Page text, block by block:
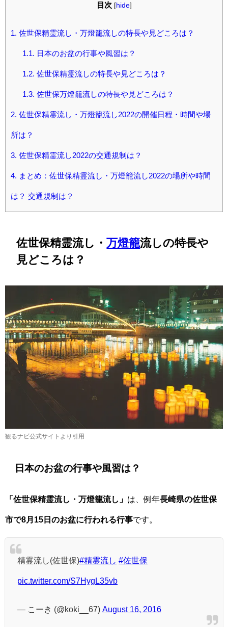
目次 [hide]
1. 佐世保精霊流し・万燈籠流しの特長や見どころは？
1.1. 日本のお盆の行事や風習は？
1.2. 佐世保精霊流しの特長や見どころは？
1.3. 佐世保万燈籠流しの特長や見どころは？
2. 佐世保精霊流し・万燈籠流し2022の開催日程・時間や場
所は？
3. 佐世保精霊流し2022の交通規制は？
4. まとめ：佐世保精霊流し・万燈籠流し2022の場所や時間
は？ 交通規制は？
佐世保精霊流し・万燈籠流しの特長や
見どころは？
観るナビ公式サイトより引用
日本のお盆の行事や風習は？
「佐世保精霊流し・万燈籠流し」 は、例年長崎県の佐世保
市で8月15日のお盆に行われる行事です。
精霊流し(佐世保)#精霊流し #佐世保
pic.twitter.com/S7HygL35vb
— こーき (@koki__67) August 16, 2016